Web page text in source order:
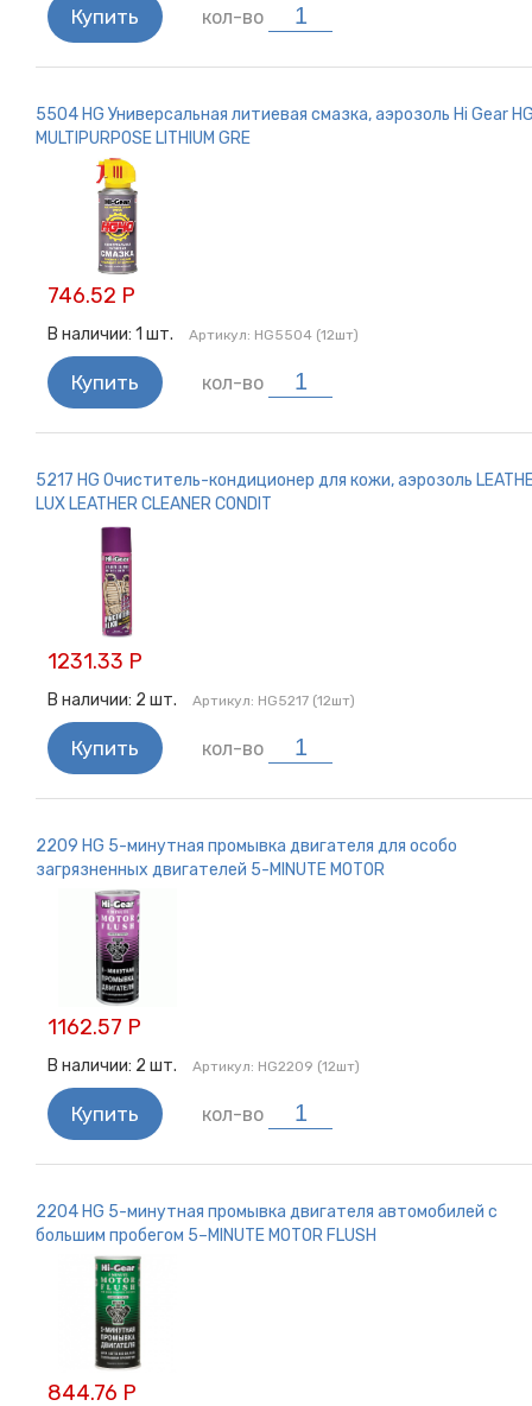
Купить кол-во
5504 HG Универсальная литиевая смазка, аэрозоль Hi Gear
MULTIPURPOSE LITHIUM GRE
746.52 Р
В наличии: 1 шт. Артикул: HG5504 (12шт)
Купить кол-во
5217 HG Очиститель-кондиционер для кожи, аэрозоль
LUX LEATHER CLEANER CONDIT
1231.33 Р
В наличии: 2 шт. Артикул: HG5217 (12шт)
Купить кол-во
2209 HG 5-минутная промывка двигателя для особо
загрязненных двигателей 5-МINUTE MOTOR
1162.57 Р
В наличии: 2 шт. Артикул: HG2209 (12шт)
Купить кол-во
2204 HG 5-минутная промывка двигателя автомобилей с
большим пробегом 5–MINUTE MOTOR FLUSH
844.76 Р